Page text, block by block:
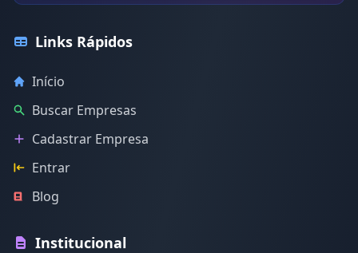
Links Rápidos
Início
Buscar Empresas
Cadastrar Empresa
Entrar
Blog
Institucional